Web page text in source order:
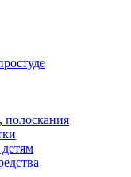
полоскания